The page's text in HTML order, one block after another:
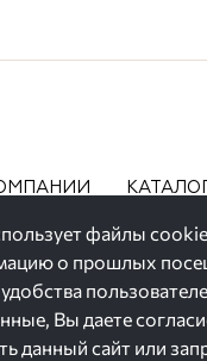
КАТАЛОГ
на размещение их
файлы
о прошлых
удобства
Вы даете
данный сайт или